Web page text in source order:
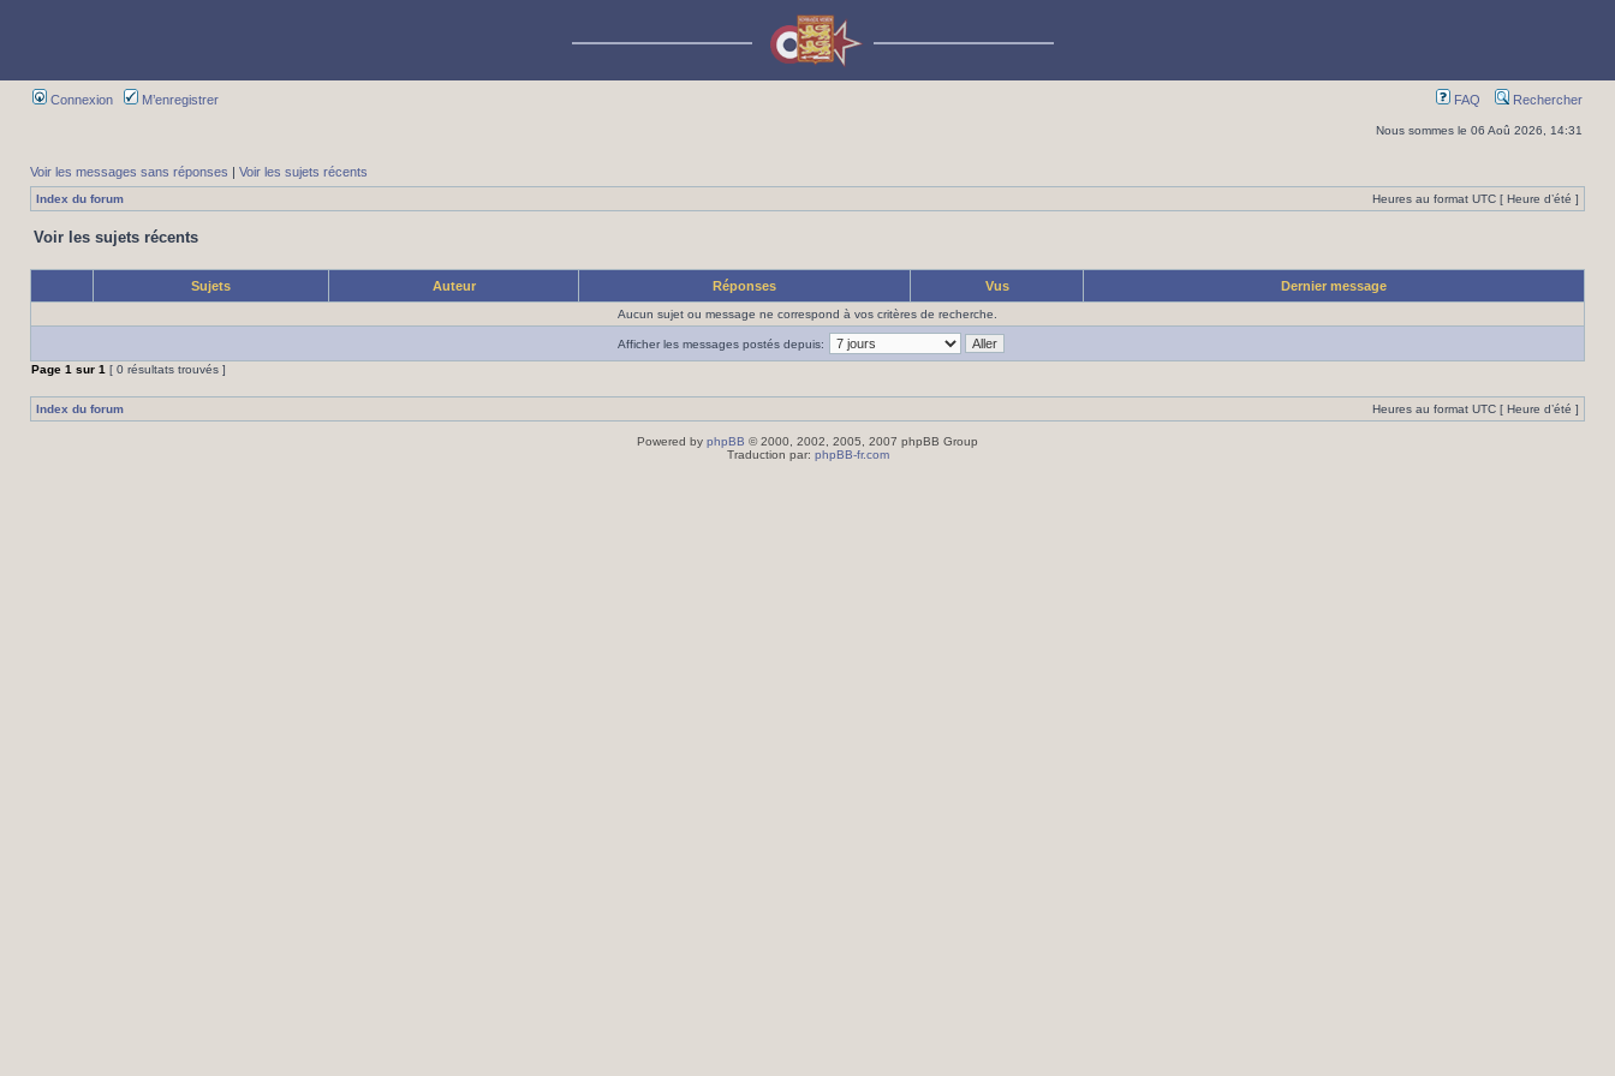
Connexion M’enregistrer FAQ Rechercher
Nous sommes le 06 Aoû 2026, 14:31
Voir les messages sans réponses | Voir les sujets récents
Index du forum Heures au format UTC [ Heure d’été ]
Voir les sujets récents
Sujets Auteur Réponses Vus Dernier message
Aucun sujet ou message ne correspond à vos critères de recherche.
Afficher les messages postés depuis:
Page 1 sur 1 [ 0 résultats trouvés ]
Index du forum Heures au format UTC [ Heure d’été ]
Powered by phpBB © 2000, 2002, 2005, 2007 phpBB Group
Traduction par: phpBB-fr.com